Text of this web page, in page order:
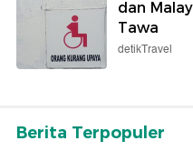
dan
Tawa
detikTravel
Berita Terpopuler